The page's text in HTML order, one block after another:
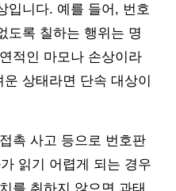
입니다. 예를 들어, 번호
도록 칠하는 행위는 명
적인 마모나 손상이라
상태라면 단속 대상이
촉 사고 등으로 번호판
읽기 어렵게 되는 경우